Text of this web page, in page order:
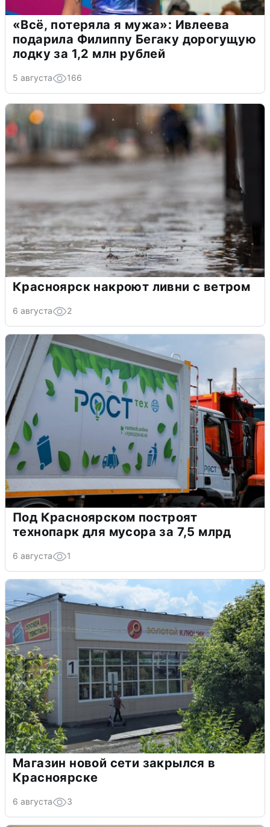
«Всё, потеряла я мужа»: Ивлеева
подарила Филиппу Бегаку дорогущую
лодку за 1,2 млн рублей
5 августа 166
Красноярск накроют ливни с ветром
6 августа 2
Под Красноярском построят
технопарк для мусора за 7,5 млрд
6 августа 1
Магазин новой сети закрылся в
Красноярске
6 августа 3